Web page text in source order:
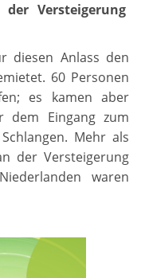
Versteigerung
diesen Anlass den
60 Personen
es kamen aber
dem Eingang zum
Mehr als
der Versteigerung
waren